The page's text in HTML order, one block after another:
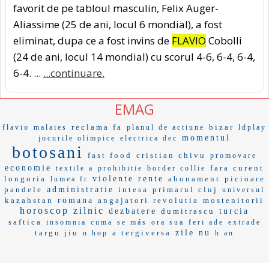
favorit de pe tabloul masculin, Felix Auger-
Aliassime (25 de ani, locul 6 mondial), a fost
eliminat, dupa ce a fost invins de FLAVIO Cobolli
(24 de ani, locul 14 mondial) cu scorul 4-6, 6-4, 6-4,
6-4. ... ...continuare.
EMAG
flavio malaies reclama fa planul de actiune bizar
ldplay
jocurile olimpice
electrica dec momentul
botosani fast food cristian chivu promovare
economie textile a prohibitie border collie
fara curent
longoria
lumea fr violente rente abonament
picioare
pandele
administratie intesa primarul cluj universul
kazahstan romana angajatori revolutia mostenitorii
horoscop zilnic dezbatere dumitrascu
turcia
saftica
insomnia cuma se más ora sua feri ade extrade
targu jiu n hop a tergiversa zile nu h an